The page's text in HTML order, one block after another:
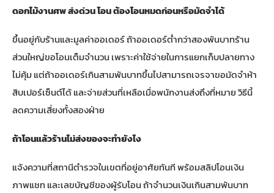
ดอกไม้งานศพ ส่งด่วน โอน ต้องโอนหมดก่อนหรือมัดจำได้
ขึ้นอยู่กับร้านและมูลค่าออเดอร์ ถ้าออเดอร์ต่ำกว่าสองพันบาทร้าน
ส่วนใหญ่ขอโอนเต็มจำนวน เพราะค่าใช้จ่ายในการแยกเก็บปลายทาง
ไม่คุ้ม แต่ถ้าออเดอร์เกินสามพันบาทขึ้นไปสามารถเจรจาขอมัดจำห้า
สิบเปอร์เซ็นต์ได้ และจ่ายส่วนที่เหลือเมื่อพนักงานส่งถึงที่หมาย วิธีนี้
ลดความเสี่ยงทั้งสองฝ่าย
ถ้าโอนแล้วร้านไม่ส่งของจะทำยังไง
แจ้งความที่สถานีตำรวจในเขตที่อยู่อาศัยทันที พร้อมสลิปโอนเงิน
ภาพแชท และเลขบัญชีของผู้รับโอน ถ้าจำนวนเงินเกินสามพันบาท